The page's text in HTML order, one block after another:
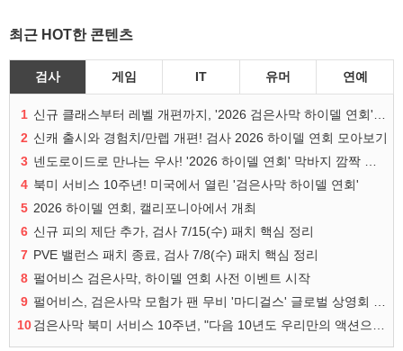
최근 HOT한 콘텐츠
검사 게임 IT 유머 연예
1
2 신캐 출시와 경험치/만렙 개편! 검사 2026 하이델 연회 모아보기
3
4 북미 서비스 10주년! 미국에서 열린 '검은사막 하이델 연회'
5 2026 하이델 연회, 캘리포니아에서 개최
6 신규 피의 제단 추가, 검사 7/15(수) 패치 핵심 정리
7 PVE 밸런스 패치 종료, 검사 7/8(수) 패치 핵심 정리
8 펄어비스 검은사막, 하이델 연회 사전 이벤트 시작
9
10